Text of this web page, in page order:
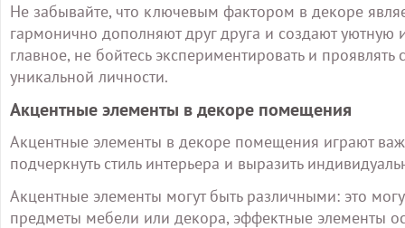
Не забывайте, что ключевым фактором в декоре
гармонично дополняют друг друга и создают
главное, не бойтесь экспериментировать и
уникальной личности.
Акцентные элементы в декоре помещения
Акцентные элементы в декоре помещения играют
подчеркнуть стиль интерьера и выразить
Акцентные элементы могут быть различными: это
предметы мебели или декора, эффектные элементы